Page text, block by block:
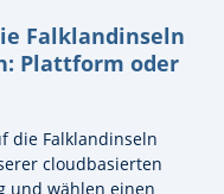
Falklandinseln
Plattform oder
die Falklandinseln
cloudbasierten
und wählen einen